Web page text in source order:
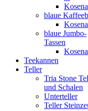
blaue
blaue Jumbo-
Tassen
Teekannen
Teller
Tria Stone
und Schalen
Unterteller
Teller